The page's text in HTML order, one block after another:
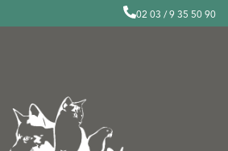
02 03 / 9 35 50 90